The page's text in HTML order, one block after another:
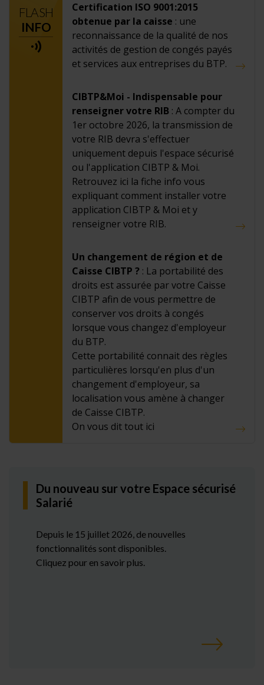
FLASH
INFO
Certification ISO 9001:2015
obtenue par la caisse : une
reconnaissance de la qualité de nos
activités de gestion de congés payés
et services aux entreprises du BTP.
CIBTP&Moi - Indispensable pour
renseigner votre RIB : A compter du
1er octobre 2026, la transmission de
votre RIB devra s'effectuer
uniquement depuis l'espace sécurisé
ou l'application CIBTP & Moi.
Retrouvez ici la fiche info vous
expliquant comment installer votre
application CIBTP & Moi et y
renseigner votre RIB.
Un changement de région et de
Caisse CIBTP ? : La portabilité des
droits est assurée par votre Caisse
CIBTP afin de vous permettre de
conserver vos droits à congés
lorsque vous changez d'employeur
du BTP.
Cette portabilité connait des règles
particulières lorsqu'en plus d'un
changement d'employeur, sa
localisation vous amène à changer
de Caisse CIBTP.
On vous dit tout ici
Du nouveau sur votre Espace sécurisé
Salarié
Depuis le 15 juillet 2026, de nouvelles
fonctionnalités sont disponibles.
Cliquez pour en savoir plus.